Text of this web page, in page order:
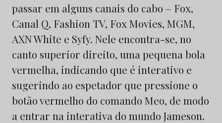
passar em alguns canais do cabo – Fox,
Canal Q, Fashion TV, Fox Movies, MGM,
AXN White e Syfy. Nele encontra-se, no
canto superior direito, uma pequena bola
vermelha, indicando que é interativo e
sugerindo ao espetador que pressione o
botão vermelho do comando Meo, de modo
a entrar na interativa do mundo Jameson.